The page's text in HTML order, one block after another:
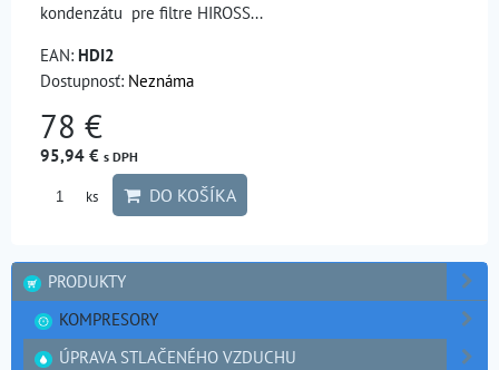
kondenzátu pre filtre HIROSS...
EAN: HDI2
Dostupnosť: Neznáma
78 €
95,94 € s DPH
ks DO KOŠÍKA
PRODUKTY
KOMPRESORY
ÚPRAVA STLAČENÉHO VZDUCHU